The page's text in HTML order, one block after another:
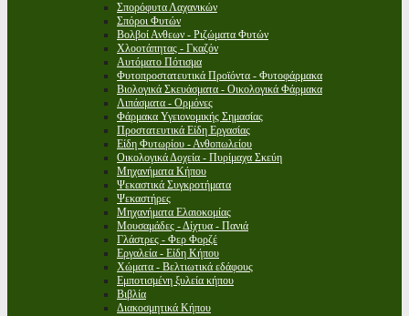
Σπορόφυτα Λαχανικών
Σπόροι Φυτών
Βολβοί Ανθεων - Ριζώματα Φυτών
Χλοοτάπητας - Γκαζόν
Αυτόματο Πότισμα
Φυτοπροστατευτικά Προϊόντα - Φυτοφάρμακα
Βιολογικά Σκευάσματα - Οικολογικά Φάρμακα
Λιπάσματα - Ορμόνες
Φάρμακα Υγειονομικής Σημασίας
Προστατευτικά Είδη Εργασίας
Είδη Φυτωρίου - Ανθοπωλείου
Οικολογικά Δοχεία - Πυρίμαχα Σκεύη
Μηχανήματα Κήπου
Ψεκαστικά Συγκροτήματα
Ψεκαστήρες
Μηχανήματα Ελαιοκομίας
Μουσαμάδες - Δίχτυα - Πανιά
Γλάστρες - Φερ Φορζέ
Εργαλεία - Είδη Κήπου
Χώματα - Βελτιωτικά εδάφους
Εμποτισμένη ξυλεία κήπου
Βιβλία
Διακοσμητικά Κήπου